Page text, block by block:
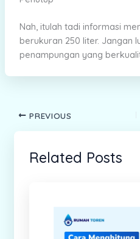
Nah, itulah tadi informasi
berukuran 250 liter. Jangan
penampungan yang
PREVIOUS
Related Posts